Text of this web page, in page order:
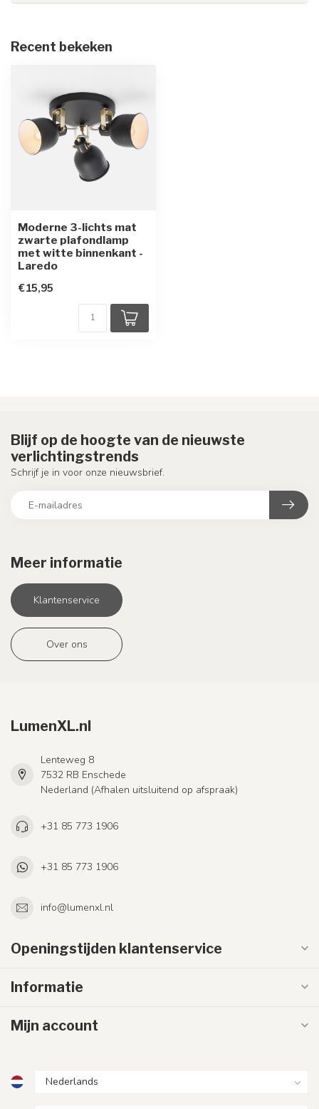
Recent bekeken
Moderne 3-lichts mat
zwarte plafondlamp
met witte binnenkant -
Laredo
€15,95
Meer informatie
Klantenservice
Over ons
Blijf op de hoogte van de nieuwste
verlichtingstrends
Schrijf je in voor onze nieuwsbrief.
LumenXL.nl
Lenteweg 8
7532 RB Enschede
Nederland (Afhalen uitsluitend op afspraak)
+31 85 773 1906
+31 85 773 1906
info@lumenxl.nl
Openingstijden klantenservice
Informatie
Mijn account